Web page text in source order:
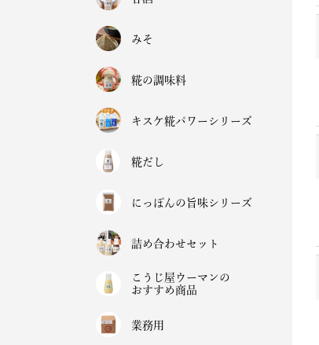
みそ
糀の調味料
キスケ糀パワーシリーズ
糀だし
にっぽんの旨味シリーズ
詰め合わせセット
こうじ屋ウーマンの
おすすめ商品
業務用